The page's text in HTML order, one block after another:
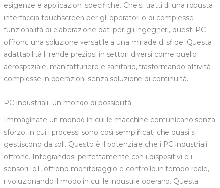
esigenze e applicazioni specifiche. Che si tratti di una robusta
interfaccia touchscreen per gli operatori o di complesse
funzionalità di elaborazione dati per gli ingegneri, questi PC
offrono una soluzione versatile a una miriade di sfide. Questa
adattabilità li rende preziosi in settori diversi come quello
aerospaziale, manifatturiero e sanitario, trasformando attività
complesse in operazioni senza soluzione di continuità.
PC industriali: Un mondo di possibilità
Immaginate un mondo in cui le macchine comunicano senza
sforzo, in cui i processi sono così semplificati che quasi si
gestiscono da soli. Questo è il potenziale che i PC industriali
offrono. Integrandosi perfettamente con i dispositivi e i
sensori IoT, offrono monitoraggio e controllo in tempo reale,
rivoluzionando il modo in cui le industrie operano. Questa